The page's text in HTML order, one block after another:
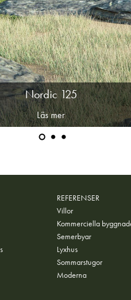
Nordic 125
Läs mer
REFERENSER
Villor
Kommerciella
Semerbyar
Lyxhus
Sommarstugor
Moderna